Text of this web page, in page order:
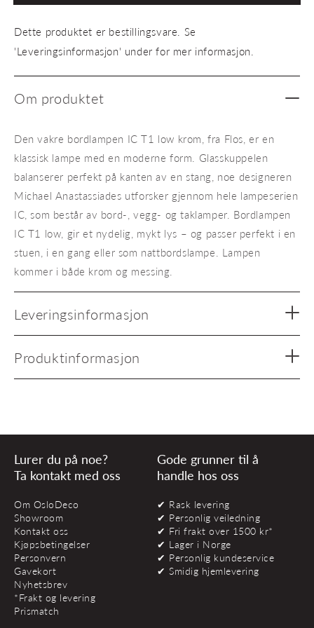
T1
krom
T1
Dette produktet er bestillingsvare. Se
'Leveringsinformasjon' under for mer informasjon.
Om produktet
Den vakre bordlampen IC T1 low krom, fra Flos, er en
klassisk lampe med en moderne form. Glasskuppelen
balanserer perfekt på kanten av en stang, noe designeren
Michael Anastassiades utforsker gjennom hele lampeserien
IC, som består av bord-, vegg- og taklamper. Bordlampen
IC T1 low, gir et nydelig, mykt lys – og passer perfekt i en
stuen, i en gang eller som nattbordslampe. Lampen
kommer i både krom og messing.
Leveringsinformasjon
Produktinformasjon
Lurer du på noe?
Ta kontakt med oss
Om OsloDeco
Showroom
Kontakt oss
Kjøpsbetingelser
Personvern
Gavekort
Nyhetsbrev
*Frakt og levering
Prismatch
Gode grunner til å
handle hos oss
✔ Rask levering
✔ Personlig veiledning
✔ Fri frakt over 1500 kr*
✔ Lager i Norge
✔ Personlig kundeservice
✔ Smidig hjemlevering